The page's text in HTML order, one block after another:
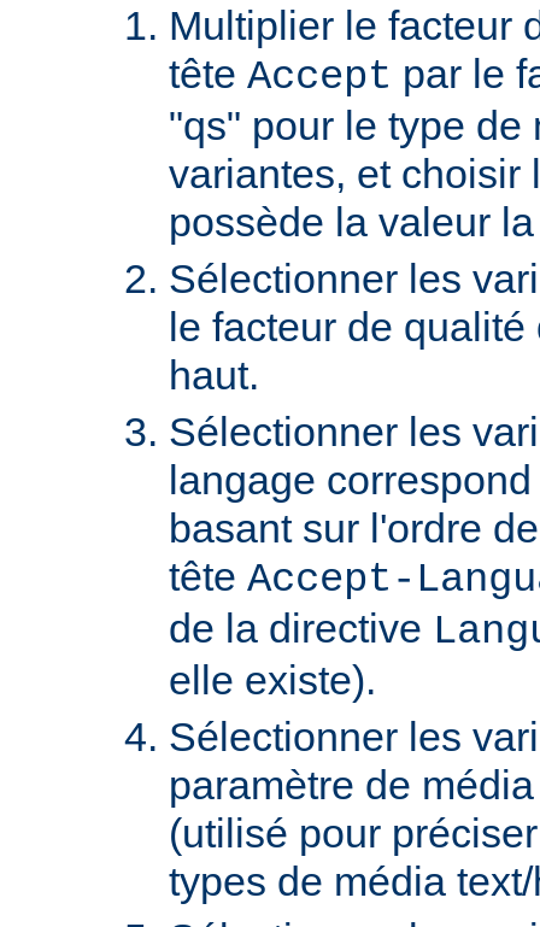
Multiplier le facteur
tête Accept par le
"qs" pour le type de
variantes, et choisir
possède la valeur
Sélectionner les
le facteur de
haut.
Sélectionner les
langage
basant sur l'ordre
tête Accept-
de la directive
elle existe).
Sélectionner les
paramètre de
(utilisé pour
types de média